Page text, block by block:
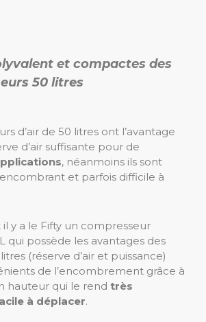
et compactes des
50 litres
d’air de 50 litres ont l’avantage
d’air suffisante pour de
, néanmoins ils sont
et parfois difficile à
y a le Fifty un compresseur
qui possède les avantages des
(réserve d’air et puissance)
de l’encombrement grâce à
hauteur qui le rend très
à déplacer.